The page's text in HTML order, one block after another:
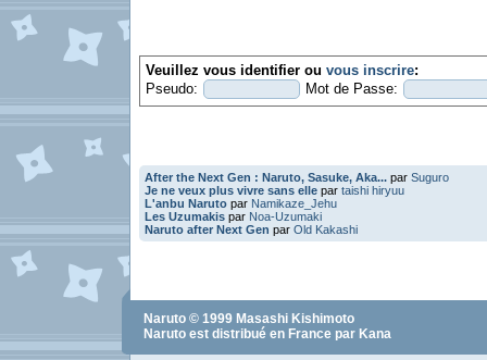
Veuillez vous identifier ou vous inscrire:
Pseudo:
Mot de Passe:
After the Next Gen : Naruto, Sasuke, Aka... par Suguro
Je ne veux plus vivre sans elle par taishi hiryuu
L'anbu Naruto par Namikaze_Jehu
Les Uzumakis par Noa-Uzumaki
Naruto after Next Gen par Old Kakashi
Naruto © 1999 Masashi Kishimoto
Naruto est distribué en France par Kana